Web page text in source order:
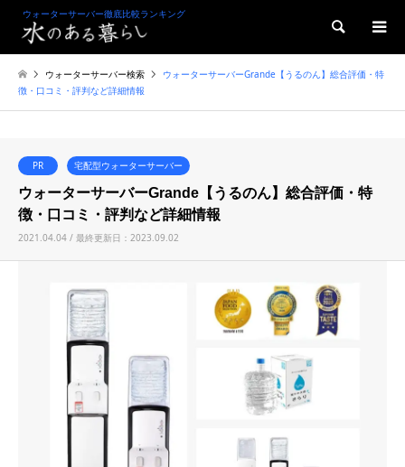
ウォーターサーバー徹底比較ランキング
検索
ウォーターサーバー検索
ウォーターサーバーGrande【うるのん】総合評価・特
徴・口コミ・評判など詳細情報
PR 宅配型ウォーターサーバー
ウォーターサーバーGrande【うるのん】総合評価・特
徴・口コミ・評判など詳細情報
2021.04.04 / 最終更新日：2023.09.02